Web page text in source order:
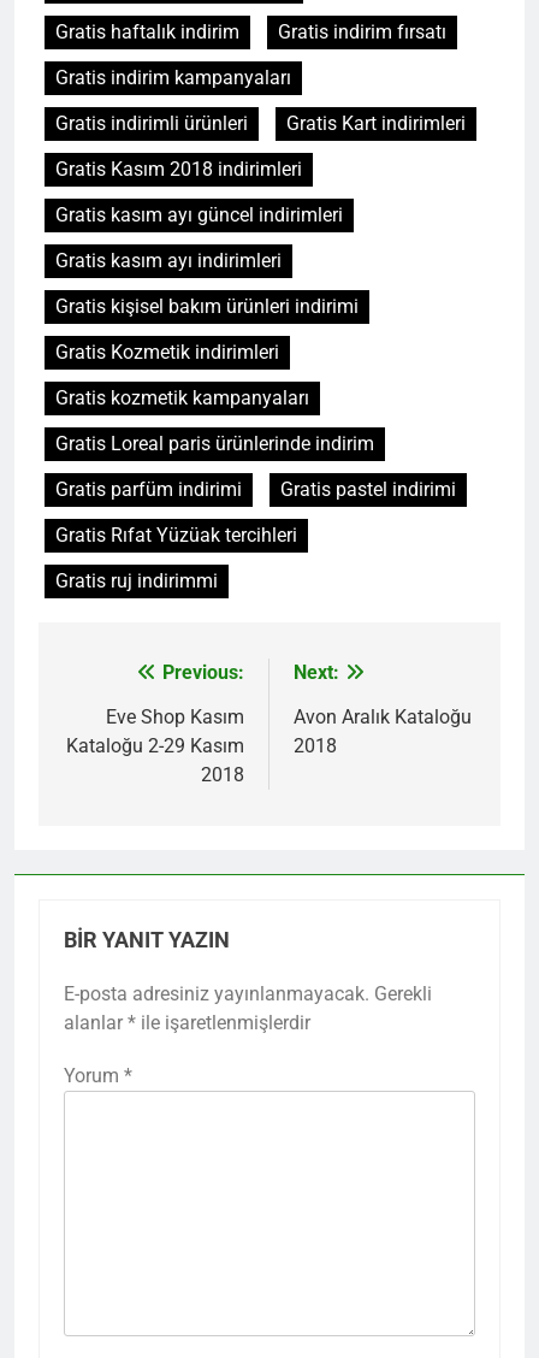
Gratis haftalık indirim
Gratis indirim fırsatı
Gratis indirim kampanyaları
Gratis indirimli ürünleri
Gratis Kart indirimleri
Gratis Kasım 2018 indirimleri
Gratis kasım ayı güncel indirimleri
Gratis kasım ayı indirimleri
Gratis kişisel bakım ürünleri indirimi
Gratis Kozmetik indirimleri
Gratis kozmetik kampanyaları
Gratis Loreal paris ürünlerinde indirim
Gratis parfüm indirimi
Gratis pastel indirimi
Gratis Rıfat Yüzüak tercihleri
Gratis ruj indirimmi
gezinmesi
Previous:
Eve Shop Kasım
Kataloğu 2-29 Kasım
2018
Next:
Avon Aralık Kataloğu
2018
BIR YANIT YAZIN
E-posta adresiniz yayınlanmayacak. Gerekli
alanlar * ile işaretlenmişlerdir
Yorum *